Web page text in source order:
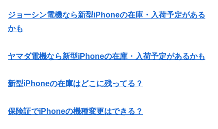
ジョーシン電機なら新型iPhoneの在庫・入荷予定がある
かも
ヤマダ電機なら新型iPhoneの在庫・入荷予定があるかも
新型iPhoneの在庫はどこに残ってる？
保険証でiPhoneの機種変更はできる？